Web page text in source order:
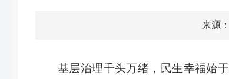
来源
基层治理千头万绪，民生幸福始